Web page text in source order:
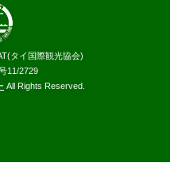
タイ国際観光協会)
11/2729
All Rights Reserved.